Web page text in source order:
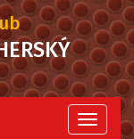
Menu